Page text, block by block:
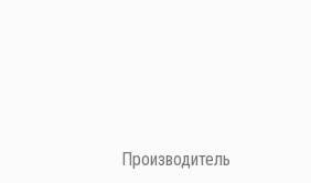
Производитель